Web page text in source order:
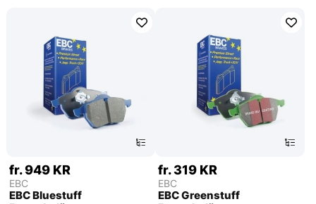
fr. 949 KR
EBC
EBC Bluestuff
fr. 319 KR
EBC
EBC Greenstuff